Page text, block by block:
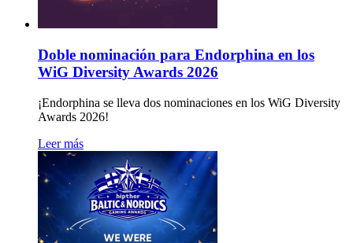
Doble nominación para Endorphina en los
WiG Diversity Awards 2026
¡Endorphina se lleva dos nominaciones en los WiG Diversity
Awards 2026!
Leer más